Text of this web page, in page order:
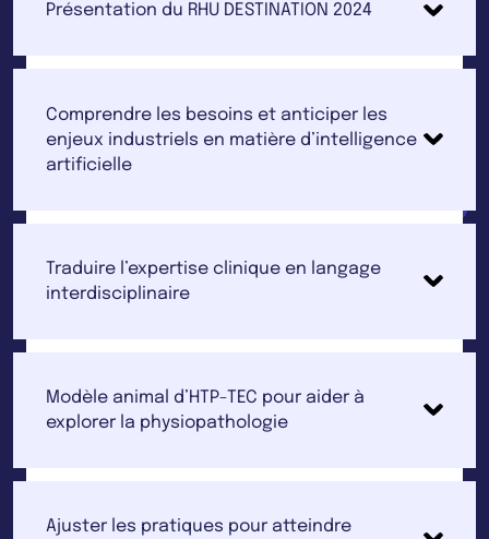
Présentation du RHU DESTINATION 2024
Comprendre les besoins et anticiper les
enjeux industriels en matière d’intelligence
artificielle
Traduire l’expertise clinique en langage
interdisciplinaire
Modèle animal d’HTP-TEC pour aider à
explorer la physiopathologie
Ajuster les pratiques pour atteindre